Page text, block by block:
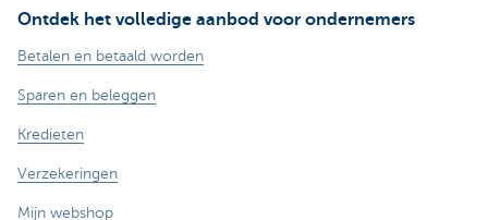
Ontdek het volledige aanbod voor ondernemers
Betalen en betaald worden
Sparen en beleggen
Kredieten
Verzekeringen
Mijn webshop